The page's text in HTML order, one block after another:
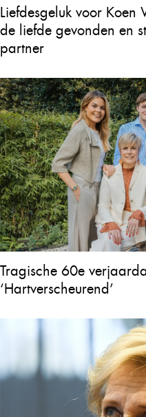
Liefdesgeluk voor
de liefde gevonden en
partner
Tragische 60e
‘Hartverscheurend’